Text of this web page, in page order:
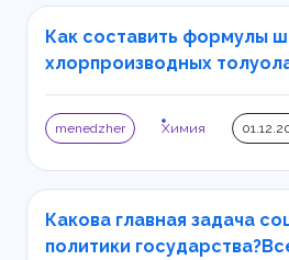
Как составить формулы
хлорпроизводных
menedzher Химия
Какова главная задача
политики